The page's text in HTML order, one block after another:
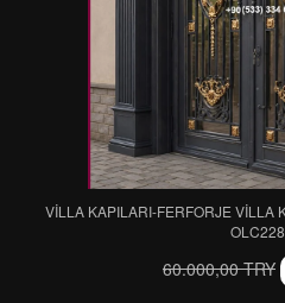
VİLLA KAPILARI-FERFORJE VİLLA
60.000,00 TRY